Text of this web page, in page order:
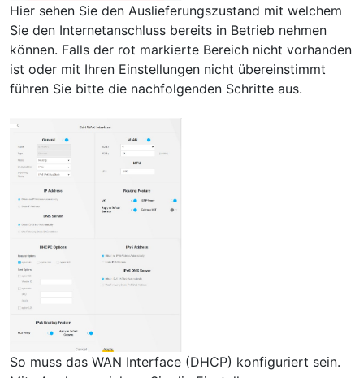
Hier sehen Sie den Auslieferungszustand mit welchem
Sie den Internetanschluss bereits in Betrieb nehmen
können. Falls der rot markierte Bereich nicht vorhanden
ist oder mit Ihren Einstellungen nicht übereinstimmt
führen Sie bitte die nachfolgenden Schritte aus.
So muss das WAN Interface (DHCP) konfiguriert sein.